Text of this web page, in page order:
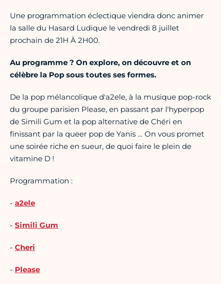
Une programmation éclectique viendra donc animer
la salle du Hasard Ludique le vendredi 8 juillet
prochain de 21H À 2H00.
Au programme ? On explore, on découvre et on
célèbre la Pop sous toutes ses formes.
De la pop mélancolique d'a2ele, à la musique pop-rock
du groupe parisien Please, en passant par l'hyperpop
de Simili Gum et la pop alternative de Chéri en
finissant par la queer pop de Yanis … On vous promet
une soirée riche en sueur, de quoi faire le plein de
vitamine D !
Programmation :
- a2ele
- Simili Gum
- Cheri
- Please